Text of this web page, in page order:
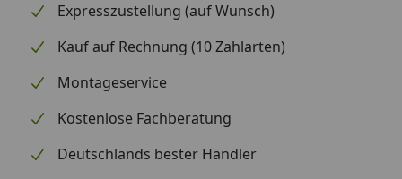
Expresszustellung (auf Wunsch)
Kauf auf Rechnung (10 Zahlarten)
Montageservice
Kostenlose Fachberatung
Deutschlands bester Händler